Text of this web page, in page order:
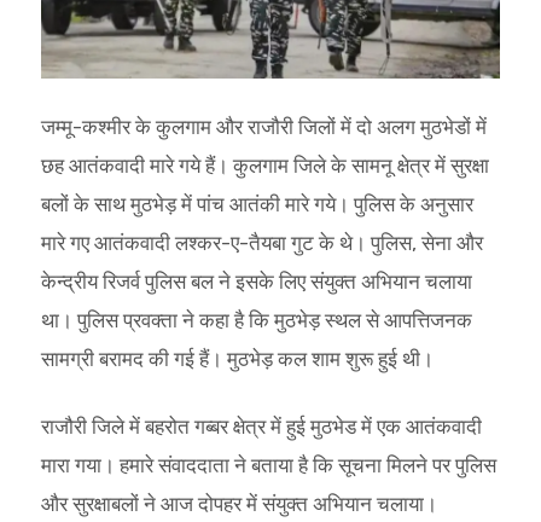
जम्मू-कश्मीर के कुलगाम और राजौरी जिलों में दो अलग मुठभेडों में
छह आतंकवादी मारे गये हैं। कुलगाम जिले के सामनू क्षेत्र में सुरक्षा
बलों के साथ मुठभेड़ में पांच आतंकी मारे गये। पुलिस के अनुसार
मारे गए आतंकवादी लश्कर-ए-तैयबा गुट के थे। पुलिस, सेना और
केन्द्रीय रिजर्व पुलिस बल ने इसके लिए संयुक्त अभियान चलाया
था। पुलिस प्रवक्ता ने कहा है कि मुठभेड़ स्थल से आपत्तिजनक
सामग्री बरामद की गई हैं। मुठभेड़ कल शाम शुरू हुई थी।
राजौरी जिले में बहरोत गब्‍बर क्षेत्र में हुई मुठभेड में एक आतंकवादी
मारा गया। हमारे संवाददाता ने बताया है कि सूचना मिलने पर पुलिस
और सुरक्षाबलों ने आज दोपहर में संयुक्‍त अभियान चलाया।